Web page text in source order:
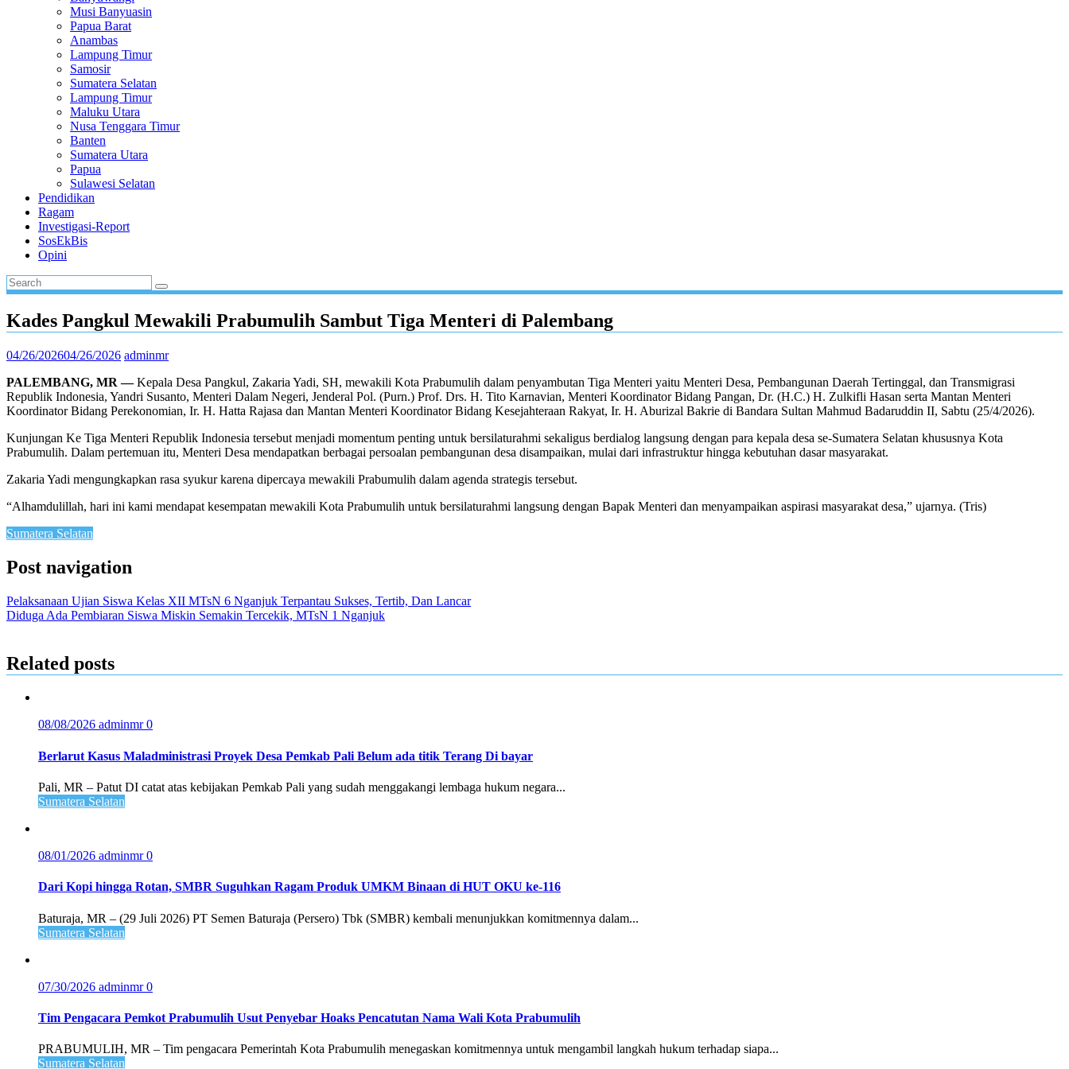
Musi Banyuasin
Papua Barat
Anambas
Lampung Timur
Samosir
Sumatera Selatan
Lampung Timur
Maluku Utara
Nusa Tenggara Timur
Banten
Sumatera Utara
Papua
Sulawesi Selatan
Pendidikan
Ragam
Investigasi-Report
SosEkBis
Opini
Kades Pangkul Mewakili Prabumulih Sambut Tiga Menteri di Palembang
04/26/202604/26/2026 adminmr
PALEMBANG, MR —Kepala Desa Pangkul, Zakaria Yadi, SH, mewakili Kota Prabumulih dalam penyambutan Tiga Menteri yaitu Menteri Desa, Pembangunan Daerah Tertinggal, dan Transmigrasi
Republik Indonesia, Yandri Susanto, Menteri Dalam Negeri, Jenderal Pol. (Purn.) Prof. Drs. H. Tito Karnavian, Menteri Koordinator Bidang Pangan, Dr. (H.C.) H. Zulkifli Hasan serta Mantan Menteri
Koordinator Bidang Perekonomian, Ir. H. Hatta Rajasa dan Mantan Menteri Koordinator Bidang Kesejahteraan Rakyat, Ir. H. Aburizal Bakrie di Bandara Sultan Mahmud Badaruddin II, Sabtu (25/4/2026).
Kunjungan Ke Tiga Menteri Republik Indonesia tersebut menjadi momentum penting untuk bersilaturahmi sekaligus berdialog langsung dengan para kepala desa se-Sumatera Selatan khususnya Kota
Prabumulih. Dalam pertemuan itu, Menteri Desa mendapatkan berbagai persoalan pembangunan desa disampaikan, mulai dari infrastruktur hingga kebutuhan dasar masyarakat.
Zakaria Yadi mengungkapkan rasa syukur karena dipercaya mewakili Prabumulih dalam agenda strategis tersebut.
“Alhamdulillah, hari ini kami mendapat kesempatan mewakili Kota Prabumulih untuk bersilaturahmi langsung dengan Bapak Menteri dan menyampaikan aspirasi masyarakat desa,” ujarnya. (Tris)
Sumatera Selatan
Post navigation
Pelaksanaan Ujian Siswa Kelas XII MTsN 6 Nganjuk Terpantau Sukses, Tertib, Dan Lancar
Diduga Ada Pembiaran Siswa Miskin Semakin Tercekik, MTsN 1 Nganjuk
Related posts
08/08/2026 adminmr0
Berlarut Kasus Maladministrasi Proyek Desa Pemkab Pali Belum ada titik Terang Di bayar
Pali, MR – Patut DI catat atas kebijakan Pemkab Pali yang sudah menggakangi lembaga hukum negara...
Sumatera Selatan
08/01/2026 adminmr0
Dari Kopi hingga Rotan, SMBR Suguhkan Ragam Produk UMKM Binaan di HUT OKU ke-116
Baturaja, MR – (29 Juli 2026) PT Semen Baturaja (Persero) Tbk (SMBR) kembali menunjukkan komitmennya dalam...
Sumatera Selatan
07/30/2026 adminmr0
Tim Pengacara Pemkot Prabumulih Usut Penyebar Hoaks Pencatutan Nama Wali Kota Prabumulih
PRABUMULIH, MR – Tim pengacara Pemerintah Kota Prabumulih menegaskan komitmennya untuk mengambil langkah hukum terhadap siapa...
Sumatera Selatan